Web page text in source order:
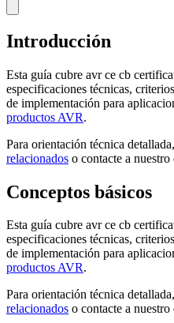
Introducción
Esta guía cubre avr ce cb
especificaciones técnicas,
de implementación para
productos AVR.
Para orientación técnica
relacionados o contacte a
Conceptos básicos
Esta guía cubre avr ce cb
especificaciones técnicas,
de implementación para
productos AVR.
Para orientación técnica
relacionados o contacte a